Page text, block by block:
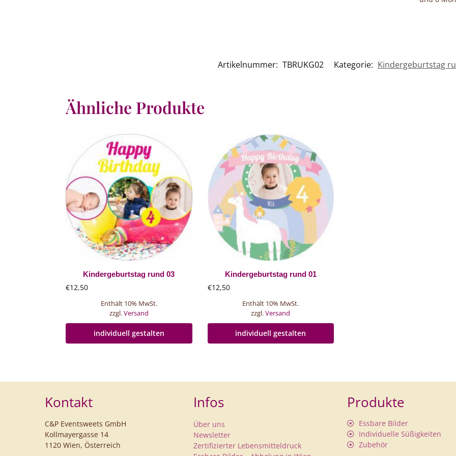
Artikelnummer: TBRUKG02 Kategorie: Kindergeburtstag
Ähnliche Produkte
Kindergeburtstag rund 03
€12,50
Enthält 10% MwSt.
zzgl.Versand
individuell gestalten
Kindergeburtstag rund 01
€12,50
Enthält 10% MwSt.
zzgl.Versand
individuell gestalten
Kontakt
C&P Eventsweets GmbH
Kollmayergasse 14
1120 Wien, Österreich
Infos
Über uns
Newsletter
Zertifizierter Lebensmitteldruck
Produkte
Essbare Bilder
Individuelle Süßigkeiten
Zubehör